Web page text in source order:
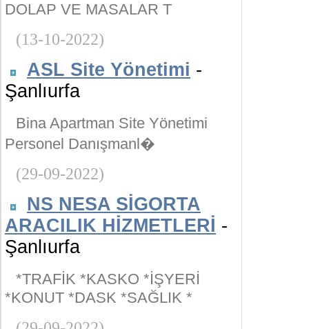
DOLAP VE MASALAR T
(13-10-2022)
ASL Site Yönetimi -
Şanlıurfa
Bina Apartman Site Yönetimi
Personel Danışmanl�
(29-09-2022)
NS NESA SİGORTA
ARACILIK HİZMETLERİ -
Şanlıurfa
*TRAFİK *KASKO *İŞYERİ
*KONUT *DASK *SAĞLIK *